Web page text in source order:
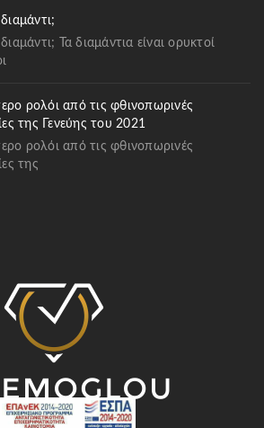
διαμάντι;
διαμάντι; Τα διαμάντια είναι ορυκτοί
ρολόι από τις φθινοπωρινές
της Γενεύης του 2021
ρολόι από τις φθινοπωρινές
της